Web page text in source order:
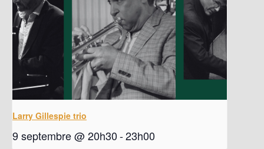
Larry Gillespie trio
9 septembre @ 20h30-23h00